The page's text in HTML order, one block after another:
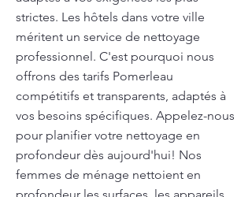
strictes. Les hôtels dans votre ville
méritent un service de nettoyage
professionnel. C'est pourquoi nous
offrons des tarifs Pomerleau
compétitifs et transparents, adaptés à
vos besoins spécifiques. Appelez-nous
pour planifier votre nettoyage en
profondeur dès aujourd'hui! Nos
femmes de ménage nettoient en